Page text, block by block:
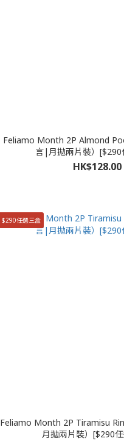
Feliamo Month 2P Almond
言|月拋兩片裝）[$290
HK$128.00
$290任選三盒
Feliamo Month 2P Tiramisu
月拋兩片裝）[$290